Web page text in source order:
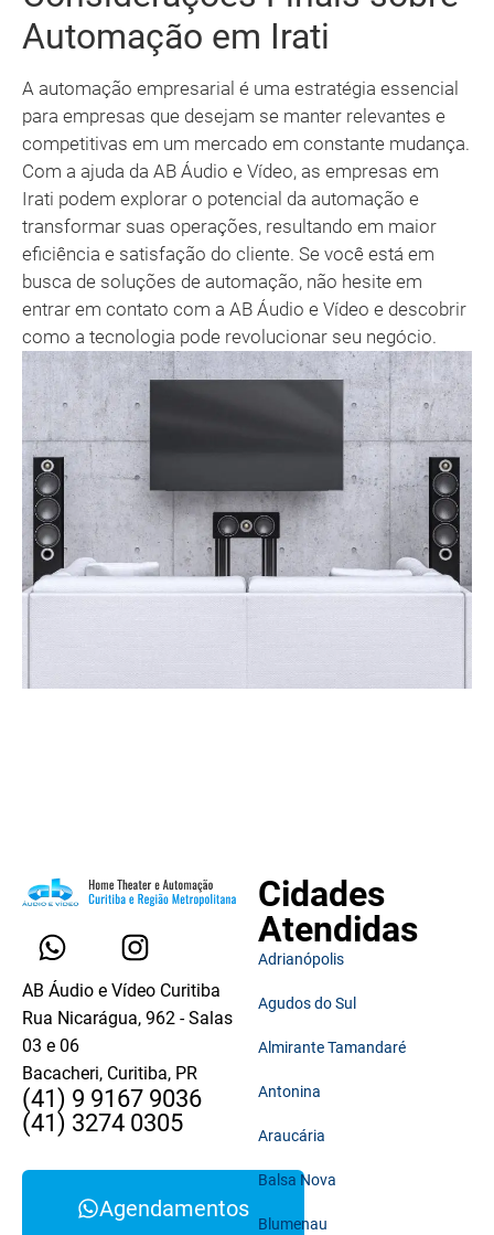
Automação em Irati
A automação empresarial é uma estratégia essencial
para empresas que desejam se manter relevantes e
competitivas em um mercado em constante mudança.
Com a ajuda da AB Áudio e Vídeo, as empresas em
Irati podem explorar o potencial da automação e
transformar suas operações, resultando em maior
eficiência e satisfação do cliente. Se você está em
busca de soluções de automação, não hesite em
entrar em contato com a AB Áudio e Vídeo e descobrir
como a tecnologia pode revolucionar seu negócio.
AB Áudio e Vídeo Curitiba
Rua Nicarágua, 962 - Salas
03 e 06
Bacacheri, Curitiba, PR
(41) 9 9167 9036
(41) 3274 0305
Agendamentos
Cidades
Atendidas
Adrianópolis
Agudos do Sul
Almirante Tamandaré
Antonina
Araucária
Balsa Nova
Blumenau